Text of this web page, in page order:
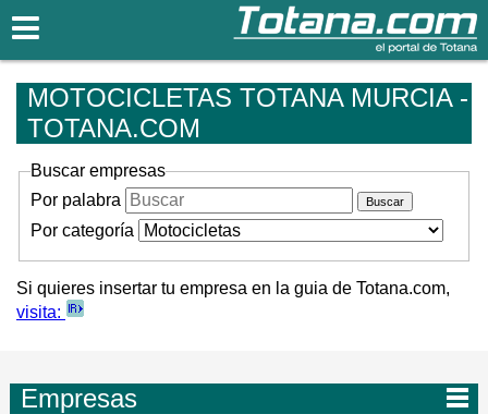
MOTOCICLETAS TOTANA MURCIA -
TOTANA.COM
Buscar empresas
Por palabra
Por categoría
Si quieres insertar tu empresa en la guia de Totana.com,
visita:
Empresas